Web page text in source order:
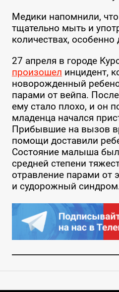
Медики напомнили,
тщательно мыть и
количествах, особенно
27 апреля в городе
произошел инцидент,
новорожденный
парами от вейпа.
ему стало плохо, и он
младенца начался
Прибывшие на вызов
помощи доставили
Состояние малыша
средней степени
отравление парами от
и судорожный